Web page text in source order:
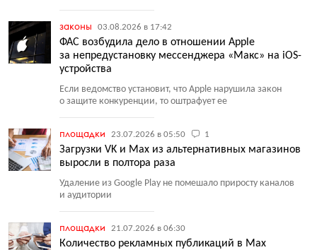
законы 03.08.2026 в 17:42
ФАС возбудила дело в отношении Apple
за непредустановку мессенджера «Макс» на iOS-
устройства
Если ведомство установит, что Apple нарушила закон
о защите конкуренции, то оштрафует ее
площадки 23.07.2026 в 05:50 1
Загрузки VK и Max из альтернативных магазинов
выросли в полтора раза
Удаление из Google Play не помешало приросту каналов
и аудитории
площадки 21.07.2026 в 06:30
Количество рекламных публикаций в Max